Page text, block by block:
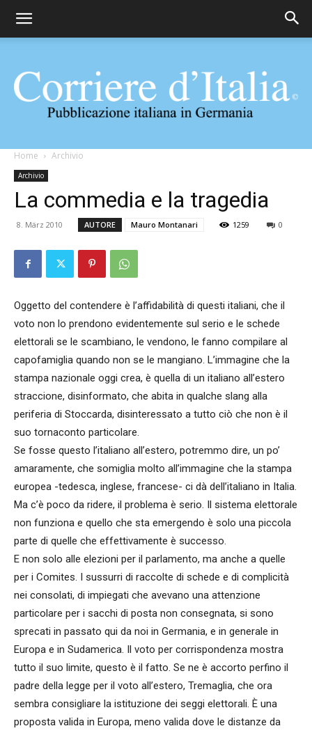
Corriere
d'Italia
Home Archivio
Archivio
La commedia e la tragedia
8. März 2010 AUTORE Mauro Montanari 1259 0
Oggetto del contendere è l’affidabilità di questi italiani, che il
voto non lo prendono evidentemente sul serio e le schede
elettorali se le scambiano, le vendono, le fanno compilare al
capofamiglia quando non se le mangiano. L’immagine che la
stampa nazionale oggi crea, è quella di un italiano all’estero
straccione, disinformato, che abita in qualche slang alla
periferia di Stoccarda, disinteressato a tutto ciò che non è il
suo tornaconto particolare.
Se fosse questo l’italiano all’estero, potremmo dire, un po’
amaramente, che somiglia molto all’immagine che la stampa
europea -tedesca, inglese, francese- ci dà dell’italiano in Italia.
Ma c’è poco da ridere, il problema è serio. Il sistema elettorale
non funziona e quello che sta emergendo è solo una piccola
parte di quelle che effettivamente è successo.
E non solo alle elezioni per il parlamento, ma anche a quelle
per i Comites. I sussurri di raccolte di schede e di complicità
nei consolati, di impiegati che avevano una attenzione
particolare per i sacchi di posta non consegnata, si sono
sprecati in passato qui da noi in Germania, e in generale in
Europa e in Sudamerica. Il voto per corrispondenza mostra
tutto il suo limite, questo è il fatto. Se ne è accorto perfino il
padre della legge per il voto all’estero, Tremaglia, che ora
sembra consigliare la istituzione dei seggi elettorali. È una
proposta valida in Europa, meno valida dove le distanze da